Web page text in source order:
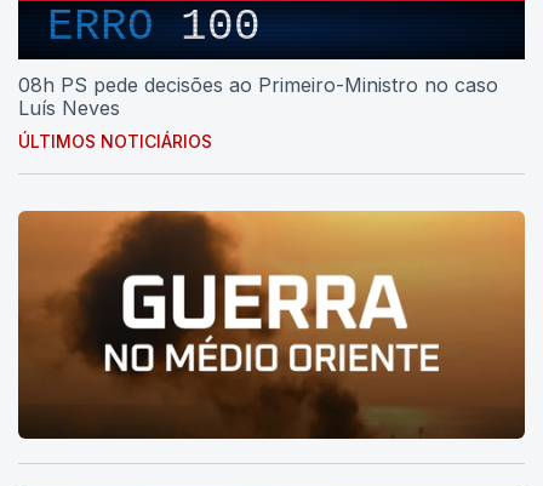
ERRO 100
08h PS pede decisões ao Primeiro-Ministro no caso
Luís Neves
ÚLTIMOS NOTICIÁRIOS